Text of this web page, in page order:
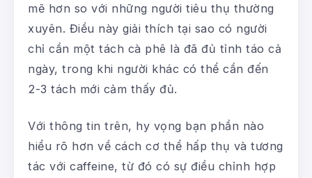
mẽ hơn so với những người tiêu thụ thường
xuyên. Điều này giải thích tại sao có người
chỉ cần một tách cà phê là đã đủ tỉnh táo cả
ngày, trong khi người khác có thể cần đến
2-3 tách mới cảm thấy đủ.
Với thông tin trên, hy vọng bạn phần nào
hiểu rõ hơn về cách cơ thể hấp thụ và tương
tác với caffeine, từ đó có sự điều chỉnh hợp